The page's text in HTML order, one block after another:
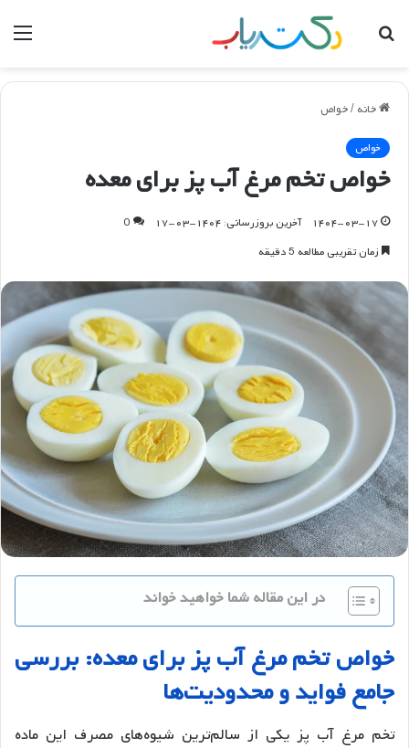
جستجو
خانه /خواص
خواص
خواص تخم مرغ آب پز برای معده
۱۴۰۴-۰۳-۱۷ آخرین بروزرسانی: ۱۴۰۴-۰۳-۱۷
0
زمان تقریبی مطالعه 5 دقیقه
در این مقاله شما خواهید خواند
خواصتخممرغآبپزبرایمعده:بررسی
جامعفوایدومحدودیتها
تخم مرغ آب پز یکی از سالم‌ترین شیوه‌های مصرف این ماده